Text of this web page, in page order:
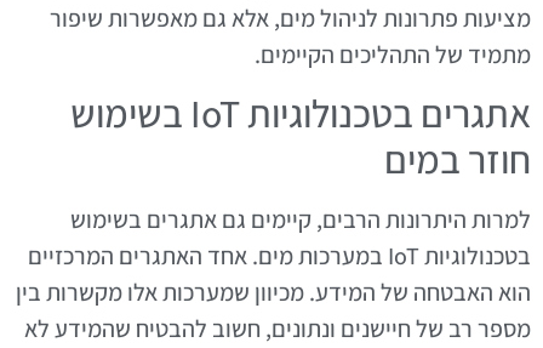
מציעות פתרונות לניהול מים, אלא גם מאפשרות שיפור
מתמיד של התהליכים הקיימים.
אתגרים בטכנולוגיות IoT בשימוש
חוזר במים
למרות היתרונות הרבים, קיימים גם אתגרים בשימוש
בטכנולוגיות IoT במערכות מים. אחד האתגרים המרכזיים
הוא האבטחה של המידע. מכיוון שמערכות אלו מקשרות בין
מספר רב של חיישנים ונתונים, חשוב להבטיח שהמידע לא